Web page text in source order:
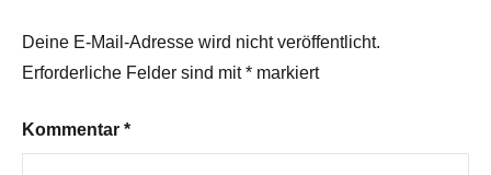
Deine E-Mail-Adresse wird nicht veröffentlicht.
Erforderliche Felder sind mit* markiert
Kommentar *